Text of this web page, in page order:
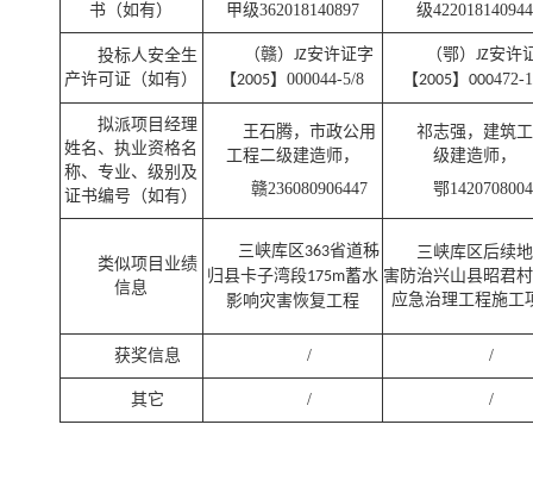
书（如有）
甲级362018140897
级422018140944
投标人安全生
产许可证（如有）
（赣）JZ安许证字
【2005】000044-5/8
（鄂）JZ安许
【2005】000472-1
拟派项目经理
姓名、执业资格名
称、专业、级别及
证书编号（如有）
王石腾， 市政公用
工程二级建造师 ，
赣236080906447
祁志强 ， 建筑
级建造师 ，
鄂
类似项目业绩
信息
三峡库区 363省道秭
归县卡子湾段175m蓄水
影响灾害恢复工程
三峡库区后续
害防治兴山县昭君
应急治理工程施工
获奖信息 / /
其它 / /